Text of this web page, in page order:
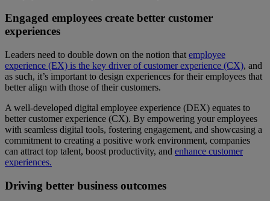
Engaged employees create better customer
experiences
Leaders need to double down on the notion that employee
experience (EX) is the key driver of customer experience (CX), and
as such, it’s important to design experiences for their employees that
better align with those of their customers.
A well-developed digital employee experience (DEX) equates to
better customer experience (CX). By empowering your employees
with seamless digital tools, fostering engagement, and showcasing a
commitment to creating a positive work environment, companies
can attract top talent, boost productivity, and enhance customer
experiences.
Driving better business outcomes